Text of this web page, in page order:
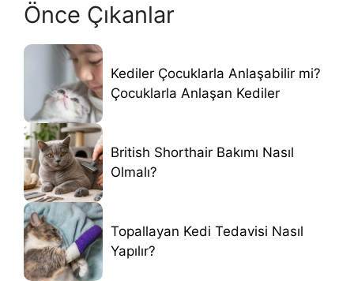
Önce Çıkanlar
Kediler Çocuklarla Anlaşabilir mi?
Çocuklarla Anlaşan Kediler
British Shorthair Bakımı Nasıl
Olmalı?
Topallayan Kedi Tedavisi Nasıl
Yapılır?